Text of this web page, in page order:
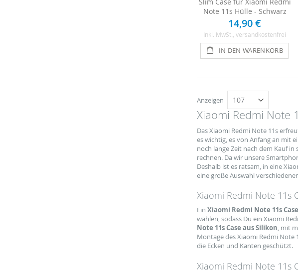
Note 11s Hülle - Schwarz
14,90 €
Inkl. MwSt. , versandkostenfrei
IN DEN WARENKORB
Anzeigen
Xiaomi Redmi Note
Das Xiaomi Redmi Note 11s
es wichtig, es von Anfang an mit
noch lange Zeit nach dem Kauf
rechnen. Da wir unsere
Deshalb ist es ratsam, in eine
eine große Auswahl
Xiaomi Redmi Note 11s
Ein Xiaomi Redmi Note 11s Case
wählen, sodass Du ein Xiaomi
Note 11s Case aus Silikon, mit
Montage des Xiaomi Redmi Note
die Ecken und Kanten geschützt.
Xiaomi Redmi Note 11s